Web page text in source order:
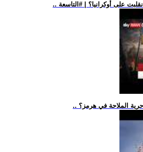
على أوكرانيا؟ | #التاسعة
الملاحة في هرمز؟